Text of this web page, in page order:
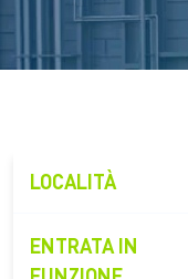
LOCALITÀ
ENTRATA IN